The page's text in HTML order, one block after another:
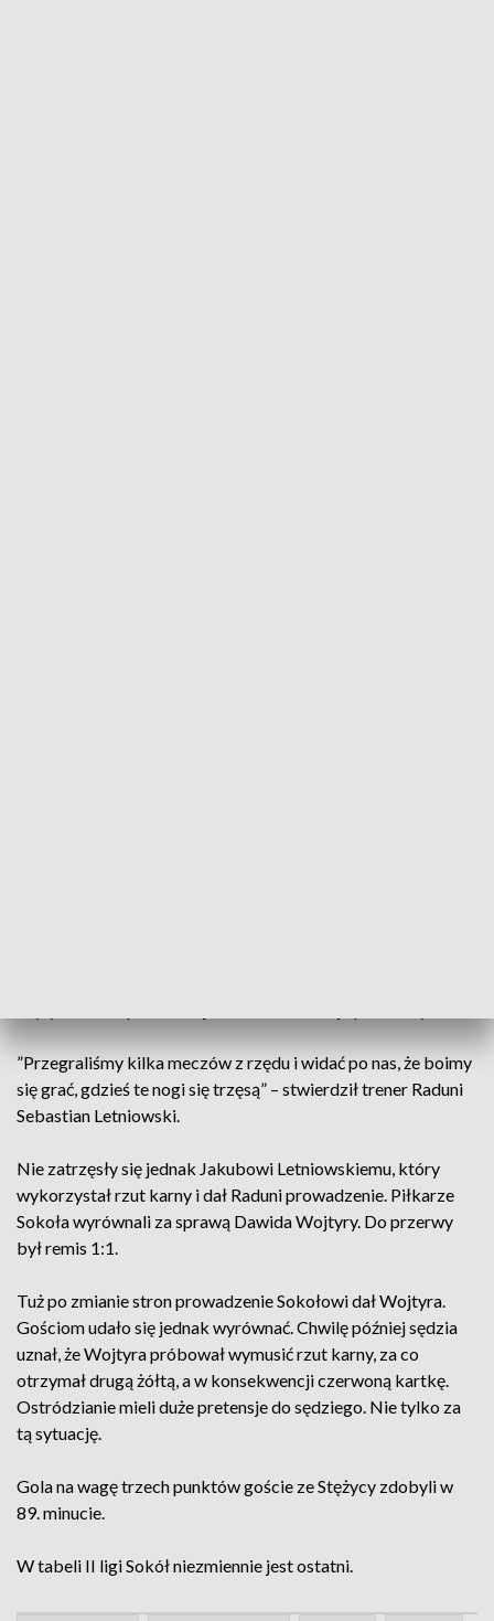
”Przegraliśmy kilka meczów z rzędu i widać po nas, że boimy
się grać, gdzieś te nogi się trzęsą” – stwierdził trener Raduni
Sebastian Letniowski.
Nie zatrzęsły się jednak Jakubowi Letniowskiemu, który
wykorzystał rzut karny i dał Raduni prowadzenie. Piłkarze
Sokoła wyrównali za sprawą Dawida Wojtyry. Do przerwy
był remis 1:1.
Tuż po zmianie stron prowadzenie Sokołowi dał Wojtyra.
Gościom udało się jednak wyrównać. Chwilę później sędzia
uznał, że Wojtyra próbował wymusić rzut karny, za co
otrzymał drugą żółtą, a w konsekwencji czerwoną kartkę.
Ostródzianie mieli duże pretensje do sędziego. Nie tylko za
tą sytuację.
Gola na wagę trzech punktów goście ze Stężycy zdobyli w
89. minucie.
W tabeli II ligi Sokół niezmiennie jest ostatni.